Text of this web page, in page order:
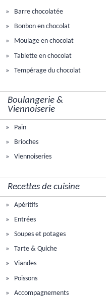
Barre chocolatée
Bonbon en chocolat
Moulage en chocolat
Tablette en chocolat
Tempérage du chocolat
Boulangerie &
Viennoiserie
Pain
Brioches
Viennoiseries
Recettes de cuisine
Apéritifs
Entrées
Soupes et potages
Tarte & Quiche
Viandes
Poissons
Accompagnements